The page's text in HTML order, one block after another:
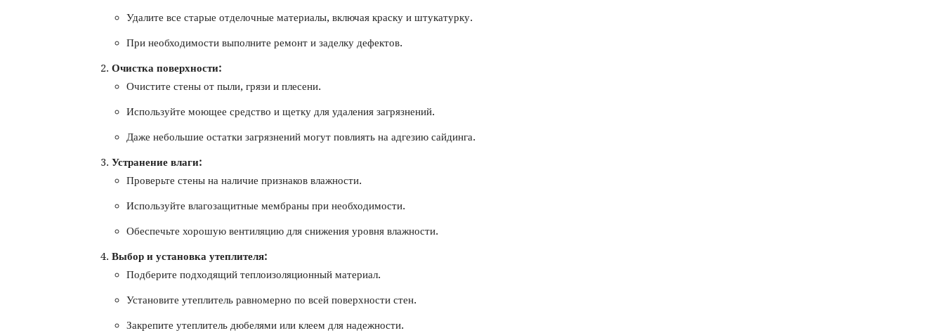
Удалите все старые отделочные материалы, включая краску и штукатурку.
При необходимости выполните ремонт и заделку дефектов.
Очистка поверхности:
Очистите стены от пыли, грязи и плесени.
Используйте моющее средство и щетку для удаления загрязнений.
Даже небольшие остатки загрязнений могут повлиять на адгезию сайдинга.
Устранение влаги:
Проверьте стены на наличие признаков влажности.
Используйте влагозащитные мембраны при необходимости.
Обеспечьте хорошую вентиляцию для снижения уровня влажности.
Выбор и установка утеплителя:
Подберите подходящий теплоизоляционный материал.
Установите утеплитель равномерно по всей поверхности стен.
Закрепите утеплитель дюбелями или клеем для надежности.